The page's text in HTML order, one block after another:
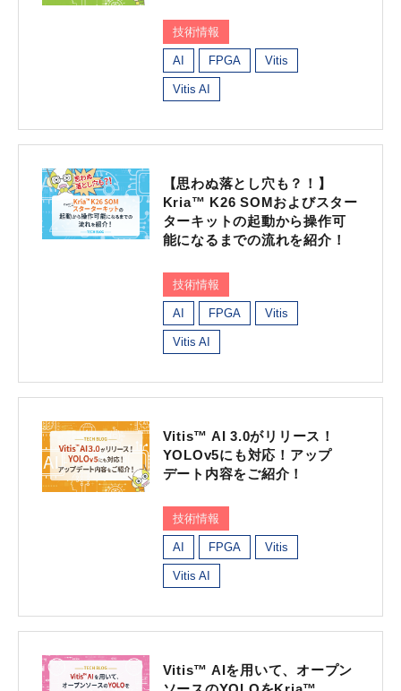
技術情報
AI FPGA Vitis
Vitis AI
【思わぬ落とし穴も？！】
Kria™ K26 SOMおよびスター
ターキットの起動から操作可
能になるまでの流れを紹介！
技術情報
AI FPGA Vitis
Vitis AI
Vitis™ AI 3.0がリリース！
YOLOv5にも対応！アップ
デート内容をご紹介！
技術情報
AI FPGA Vitis
Vitis AI
Vitis™ AIを用いて、オープン